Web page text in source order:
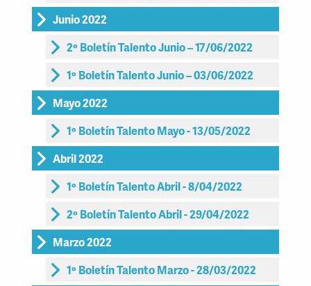
Junio 2022
2º Boletín Talento Junio – 17/06/2022
1º Boletín Talento Junio – 03/06/2022
Mayo 2022
1º Boletín Talento Mayo - 13/05/2022
Abril 2022
1º Boletín Talento Abril - 8/04/2022
2º Boletín Talento Abril - 29/04/2022
Marzo 2022
1º Boletín Talento Marzo - 28/03/2022